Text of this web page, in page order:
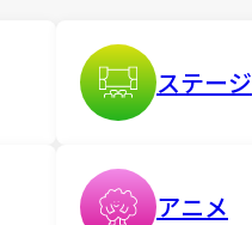
ステージ
アニメ